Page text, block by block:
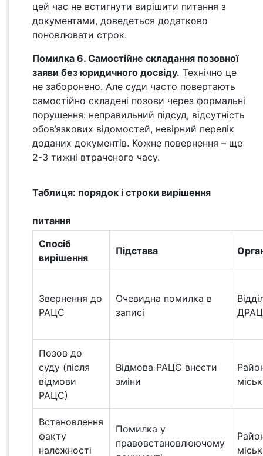
цей час не встигнути вирішити питання з
документами, доведеться додатково
поновлювати строк.
Помилка 6. Самостійне складання позовної
заяви без юридичного досвіду. Технічно це
не заборонено. Але суди часто повертають
самостійно складені позови через формальні
порушення: неправильний підсуд, відсутність
обов’язкових відомостей, невірний перелік
доданих документів. Кожне повернення – ще
2-3 тижні втраченого часу.
Таблиця: порядок і строки вирішення
питання
Спосіб
вирішення
Підстава
Звернення до
РАЦС
Очевидна помилка в
записі
Позов до
суду (після
відмови
РАЦС)
Відмова РАЦС внести
зміни
Встановлення
факту
належності
Помилка у
правовстановлюючому